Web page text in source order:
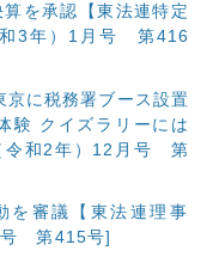
を承認【東法連特定
3年）1月号 第416
京に税務署ブース設置
験 クイズラリーには
令和2年）12月号 第
を審議【東法連理事
号 第415号]